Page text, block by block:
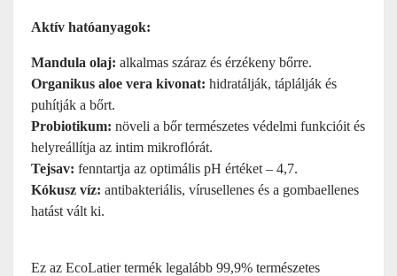
Aktív hatóanyagok:
Mandula olaj: alkalmas száraz és érzékeny bőrre.
Organikus aloe vera kivonat: hidratálják, táplálják és
puhítják a bőrt.
Probiotikum: növeli a bőr természetes védelmi funkcióit és
helyreállítja az intim mikroflórát.
Tejsav: fenntartja az optimális pH értéket – 4,7.
Kókusz víz: antibakteriális, vírusellenes és a gombaellenes
hatást vált ki.
Ez az EcoLatier termék legalább 99,9% természetes